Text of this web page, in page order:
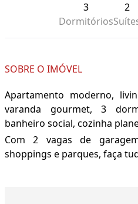
3
Dormitórios
2
SOBRE O IMÓVEL
Apartamento moderno,
varanda gourmet, 3
banheiro social, cozinha
Com 2 vagas de
shoppings e parques, faça